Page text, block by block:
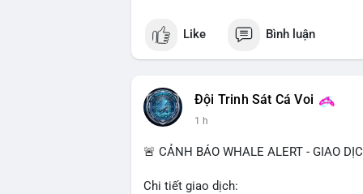
Like Bình luận
Đội Trinh Sát Cá Voi
1 h
🚨 CẢNH BÁO WHALE ALERT - GIAO
Chi tiết giao dịch: